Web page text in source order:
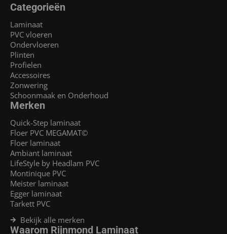
Categorieën
Laminaat
PVC vloeren
Ondervloeren
Plinten
Profielen
Accessoires
Zonwering
Schoonmaak en Onderhoud
Merken
Quick-Step laminaat
Floer PVC MEGAMAT©
Floer laminaat
Ambiant laminaat
LifeStyle by Headlam PVC
Montinique PVC
Meister laminaat
Egger laminaat
Tarkett PVC
Bekijk alle merken
Waarom Rijnmond Laminaat